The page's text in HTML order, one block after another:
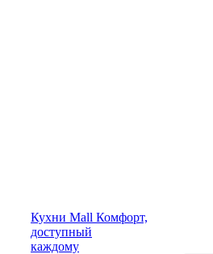
Кухни Mall Комфорт,
доступный
каждому